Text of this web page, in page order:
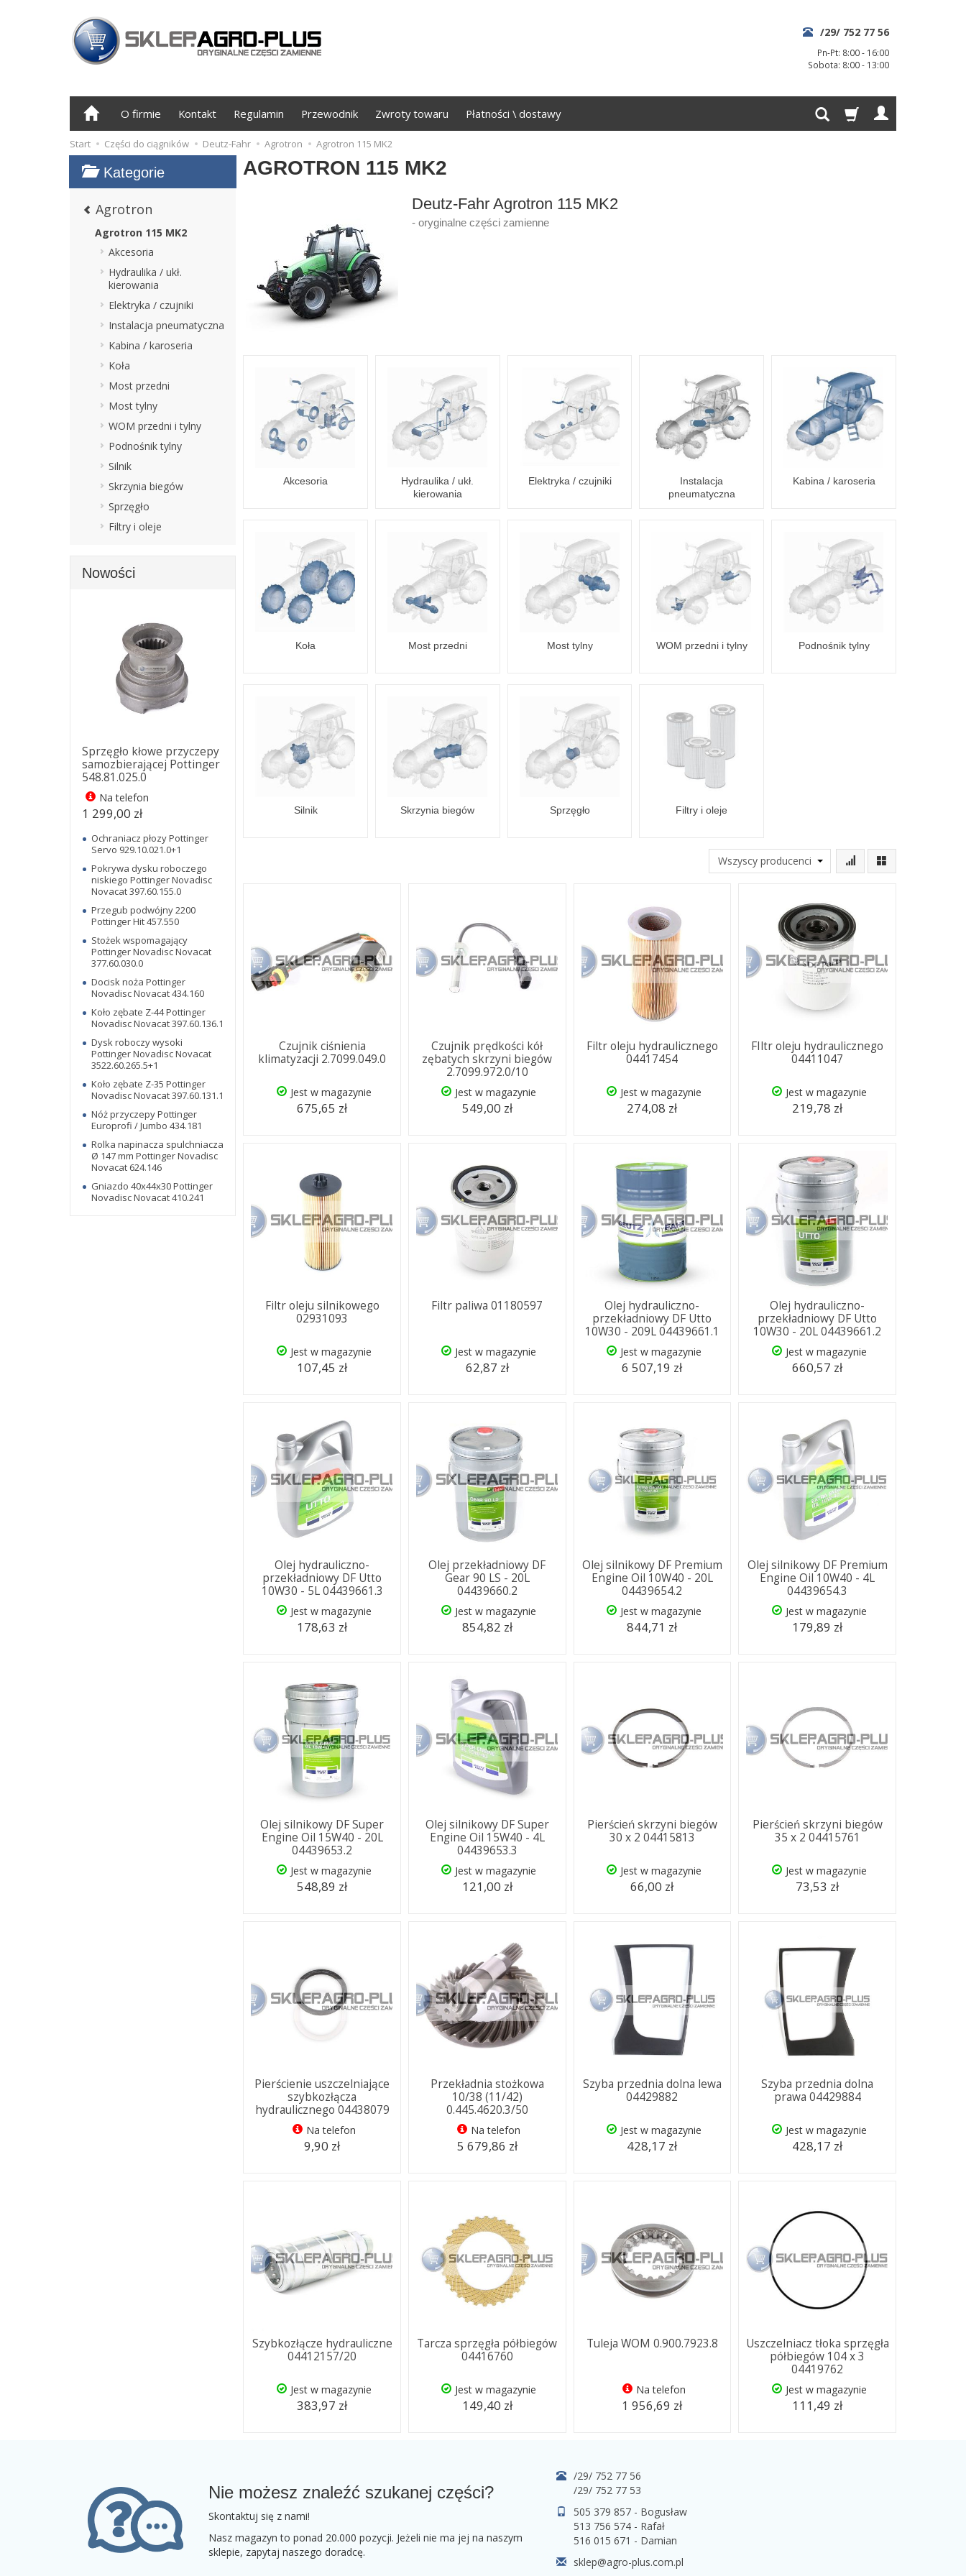
/29/ 752 77 56
Pn-Pt: 8:00 - 16:00
Sobota: 8:00 - 13:00
O firmie Kontakt Regulamin Przewodnik Zwroty towaru Płatności \ dostawy
Start Części do ciągników Deutz-Fahr Agrotron Agrotron 115 MK2
AGROTRON 115 MK2
Deutz-Fahr Agrotron 115 MK2
- oryginalne części zamienne
Akcesoria
Hydraulika / ukł.
kierowania
Elektryka / czujniki
Instalacja
pneumatyczna
Kabina / karoseria
Koła Most przedni Most tylny WOM przedni i tylny Podnośnik tylny
Silnik Skrzynia biegów Sprzęgło Filtry i oleje
Czujnik ciśnienia
klimatyzacji 2.7099.049.0
Jest w magazynie
675,65 zł
Czujnik prędkości kół
zębatych skrzyni biegów
2.7099.972.0/10
Jest w magazynie
549,00 zł
Filtr oleju hydraulicznego
04417454
Jest w magazynie
274,08 zł
FIltr oleju hydraulicznego
04411047
Jest w magazynie
219,78 zł
Filtr oleju silnikowego
02931093
Jest w magazynie
107,45 zł
Filtr paliwa 01180597
Jest w magazynie
62,87 zł
Olej hydrauliczno-
przekładniowy DF Utto
10W30 - 209L 04439661.1
Jest w magazynie
6 507,19 zł
Olej hydrauliczno-
przekładniowy DF Utto
10W30 - 20L 04439661.2
Jest w magazynie
660,57 zł
Olej hydrauliczno-
przekładniowy DF Utto
10W30 - 5L 04439661.3
Jest w magazynie
178,63 zł
Olej przekładniowy DF
Gear 90 LS - 20L
04439660.2
Jest w magazynie
854,82 zł
Olej silnikowy DF Premium
Engine Oil 10W40 - 20L
04439654.2
Jest w magazynie
844,71 zł
Olej silnikowy DF Premium
Engine Oil 10W40 - 4L
04439654.3
Jest w magazynie
179,89 zł
Olej silnikowy DF Super
Engine Oil 15W40 - 20L
04439653.2
Jest w magazynie
548,89 zł
Olej silnikowy DF Super
Engine Oil 15W40 - 4L
04439653.3
Jest w magazynie
121,00 zł
Pierścień skrzyni biegów
30 x 2 04415813
Jest w magazynie
66,00 zł
Pierścień skrzyni biegów
35 x 2 04415761
Jest w magazynie
73,53 zł
Pierścienie uszczelniające
szybkozłącza
hydraulicznego 04438079
Na telefon
9,90 zł
Przekładnia stożkowa
10/38 (11/42)
0.445.4620.3/50
Na telefon
5 679,86 zł
Szyba przednia dolna lewa
04429882
Jest w magazynie
428,17 zł
Szyba przednia dolna
prawa 04429884
Jest w magazynie
428,17 zł
Szybkozłącze hydrauliczne
04412157/20
Jest w magazynie
383,97 zł
Tarcza sprzęgła półbiegów
04416760
Jest w magazynie
149,40 zł
Tuleja WOM 0.900.7923.8
Na telefon
1 956,69 zł
Uszczelniacz tłoka sprzęgła
półbiegów 104 x 3
04419762
Jest w magazynie
111,49 zł
Kategorie
Agrotron
Agrotron 115 MK2
Akcesoria
Hydraulika / ukł.
kierowania
Elektryka / czujniki
Instalacja pneumatyczna
Kabina / karoseria
Koła
Most przedni
Most tylny
WOM przedni i tylny
Podnośnik tylny
Silnik
Skrzynia biegów
Sprzęgło
Filtry i oleje
Nowości
Sprzęgło kłowe przyczepy
samozbierającej Pottinger
548.81.025.0
Na telefon
1 299,00 zł
Ochraniacz płozy Pottinger
Servo 929.10.021.0+1
Pokrywa dysku roboczego
niskiego Pottinger Novadisc
Novacat 397.60.155.0
Przegub podwójny 2200
Pottinger Hit 457.550
Stożek wspomagający
Pottinger Novadisc Novacat
377.60.030.0
Docisk noża Pottinger
Novadisc Novacat 434.160
Koło zębate Z-44 Pottinger
Novadisc Novacat 397.60.136.1
Dysk roboczy wysoki
Pottinger Novadisc Novacat
3522.60.265.5+1
Koło zębate Z-35 Pottinger
Novadisc Novacat 397.60.131.1
Nóż przyczepy Pottinger
Europrofi / Jumbo 434.181
Rolka napinacza spulchniacza
Ø 147 mm Pottinger Novadisc
Novacat 624.146
Gniazdo 40x44x30 Pottinger
Novadisc Novacat 410.241
Nie możesz znaleźć szukanej części?
Skontaktuj się z nami!
Nasz magazyn to ponad 20.000 pozycji. Jeżeli nie ma jej na naszym
sklepie, zapytaj naszego doradcę.
/29/ 752 77 56
/29/ 752 77 53
505 379 857 - Bogusław
513 756 574 - Rafał
516 015 671 - Damian
sklep@agro-plus.com.pl